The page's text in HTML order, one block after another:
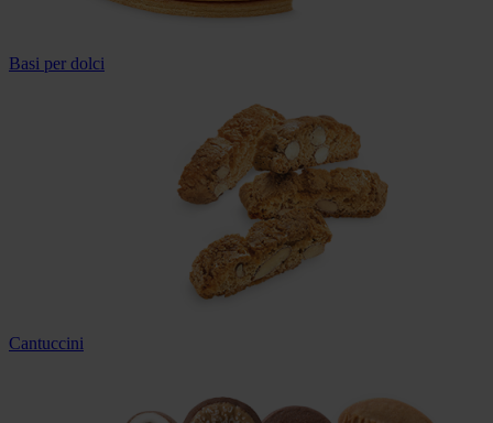
Basi per dolci
Cantuccini